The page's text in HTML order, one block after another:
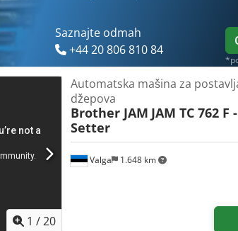
Saznajte odmah
+44 20 806 810 84
1 /20
Valga 1.648 km
Automatska mašina za
džepova
Brother JAM JAM TC 762 F
Setter